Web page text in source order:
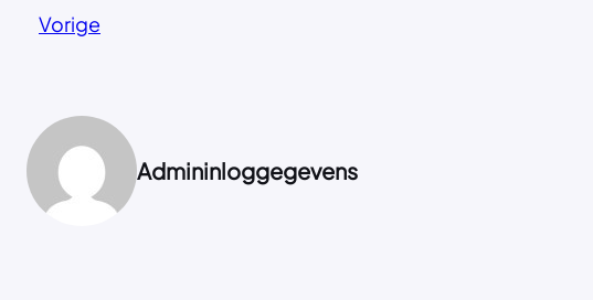
Vorige
Admininloggegevens